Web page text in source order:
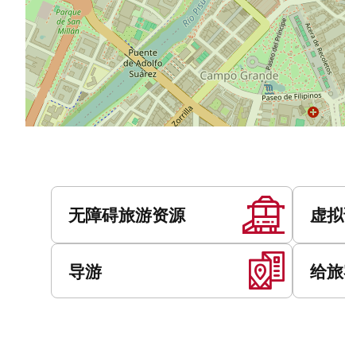
无障碍旅游资源 虚
导游 给